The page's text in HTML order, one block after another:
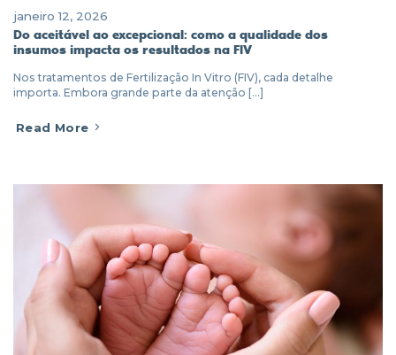
janeiro 12, 2026
Do aceitável ao excepcional: como a qualidade dos
insumos impacta os resultados na FIV
Nos tratamentos de Fertilização In Vitro (FIV), cada detalhe
importa. Embora grande parte da atenção [...]
Read More